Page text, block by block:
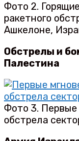
Фото 2.
ракетного
Ашкелоне,
Обстрелы и
Палестина
Фото 3. Первые
обстрела